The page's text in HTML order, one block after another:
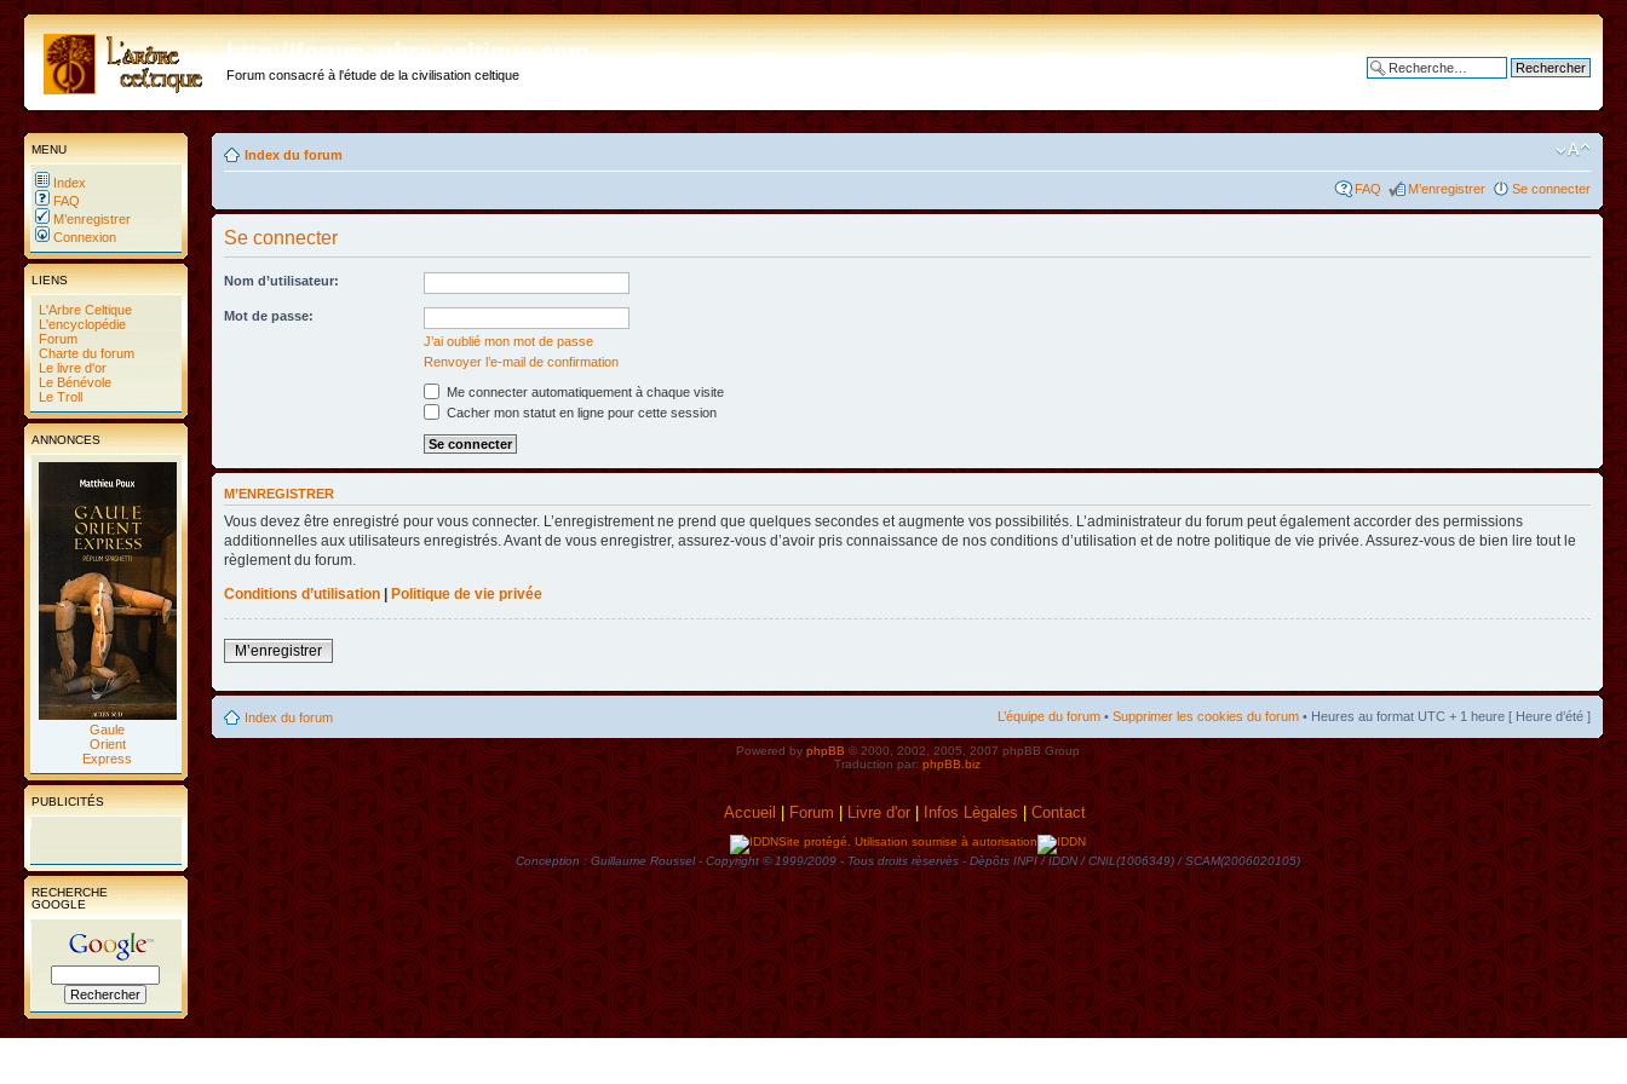
http://forum.arbre-celtique.com
Forum consacré à l'étude de la civilisation celtique
MENU
Index
FAQ
M’enregistrer
Connexion
LIENS
L'Arbre Celtique
L'encyclopédie
Forum
Charte du forum
Le livre d'or
Le Bénévole
Le Troll
ANNONCES
Gaule
Orient
Express
PUBLICITÉS
RECHERCHE
GOOGLE
Index du forum
FAQ M’enregistrer Se connecter
Se connecter
Nom d’utilisateur:
Mot de passe:
J’ai oublié mon mot de passe
Renvoyer l’e-mail de confirmation
Me connecter automatiquement à chaque visite
Cacher mon statut en ligne pour cette session
M’ENREGISTRER
Vous devez être enregistré pour vous connecter. L’enregistrement ne prend que quelques secondes et augmente vos possibilités. L’administrateur du forum peut également accorder des permissions
additionnelles aux utilisateurs enregistrés. Avant de vous enregistrer, assurez-vous d’avoir pris connaissance de nos conditions d’utilisation et de notre politique de vie privée. Assurez-vous de bien lire tout le
règlement du forum.
Conditions d’utilisation
Politique de vie privée
M’enregistrer
Index du forum L’équipe du forum • Supprimer les cookies du forum • Heures au format UTC + 1 heure [ Heure d’été ]
Powered byphpBB© 2000, 2002, 2005, 2007 phpBB Group
Traduction par:phpBB.biz
Accueil| Forum|Livre d'or|Infos Lègales|Contact
Site protégé. Utilisation soumise à autorisation
Conception : Guillaume Roussel - Copyright © 1999/2009 - Tous droits rèservès - Dèpôts INPI / IDDN / CNIL(1006349) / SCAM(2006020105)